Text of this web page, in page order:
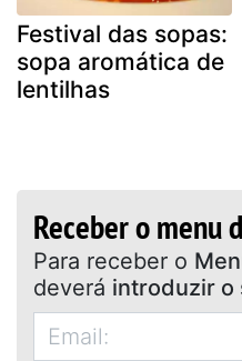
Festival das sopas:
sopa aromática de
lentilhas
Receber o menu
Para receber o
deverá introduzir o